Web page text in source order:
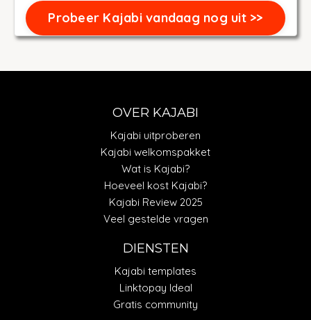
Probeer Kajabi vandaag nog uit >>
OVER KAJABI
Kajabi uitproberen
Kajabi welkomspakket
Wat is Kajabi?
Hoeveel kost Kajabi?
Kajabi Review 2025
Veel gestelde vragen
DIENSTEN
Kajabi templates
Linktopay Ideal
Gratis community